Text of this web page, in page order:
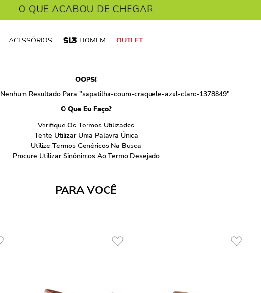
ACESSÓRIOS HOMEM OUTLET O que você
OOPS!
Resultado Para "sapatilha-couro-craquele-azul-claro-1378849"
O Que Eu Faço?
Verifique Os Termos Utilizados
Tente Utilizar Uma Palavra Única
Utilize Termos Genéricos Na Busca
Procure Utilizar Sinônimos Ao Termo Desejado
PARA VOCÊ